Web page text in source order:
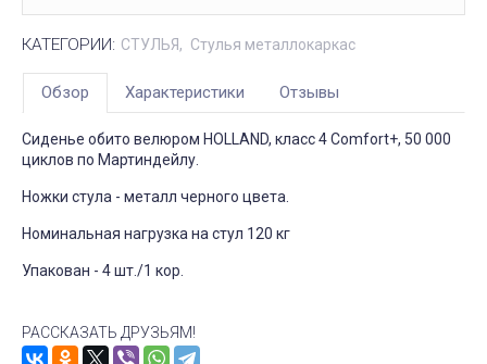
КАТЕГОРИИ: СТУЛЬЯ Стулья металлокаркас
Обзор Характеристики Отзывы
Сиденье обито велюром HOLLAND, класс 4 Comfort+, 50 000
циклов по Мартиндейлу.
Ножки стула - металл черного цвета.
Номинальная нагрузка на стул 120 кг
Упакован - 4 шт./1 кор.
РАССКАЗАТЬ ДРУЗЬЯМ!